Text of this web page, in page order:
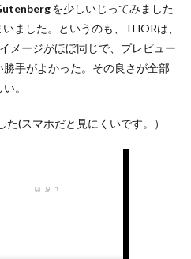
を少しいじってみました
ました。というのも、THORは、
メージがほぼ同じで、プレビュー
手がよかった。その良さが全部
。
(スマホだと見にくいです。）